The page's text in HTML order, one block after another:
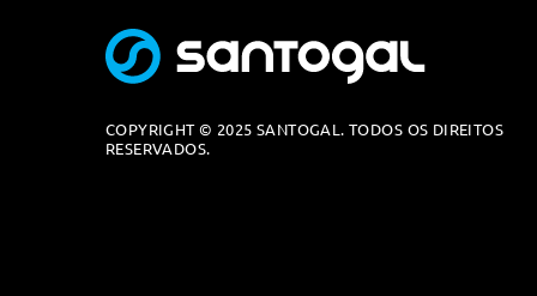
Triangulo E Estojo De Primeiros Socorros
Bmw Iconic Sounds Electric
Teleservices
COPYRIGHT © 2025 SANTOGAL. TODOS OS DIREITOS
RESERVADOS.